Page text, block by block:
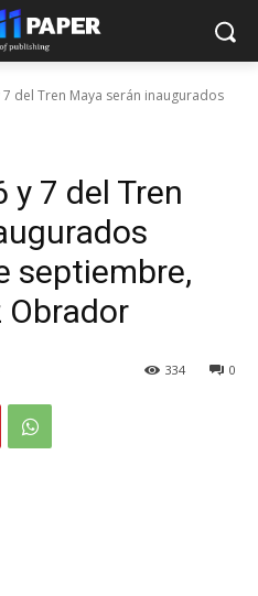
del Tren Maya serán inaugurados
y 7 del Tren
septiembre,
0
334